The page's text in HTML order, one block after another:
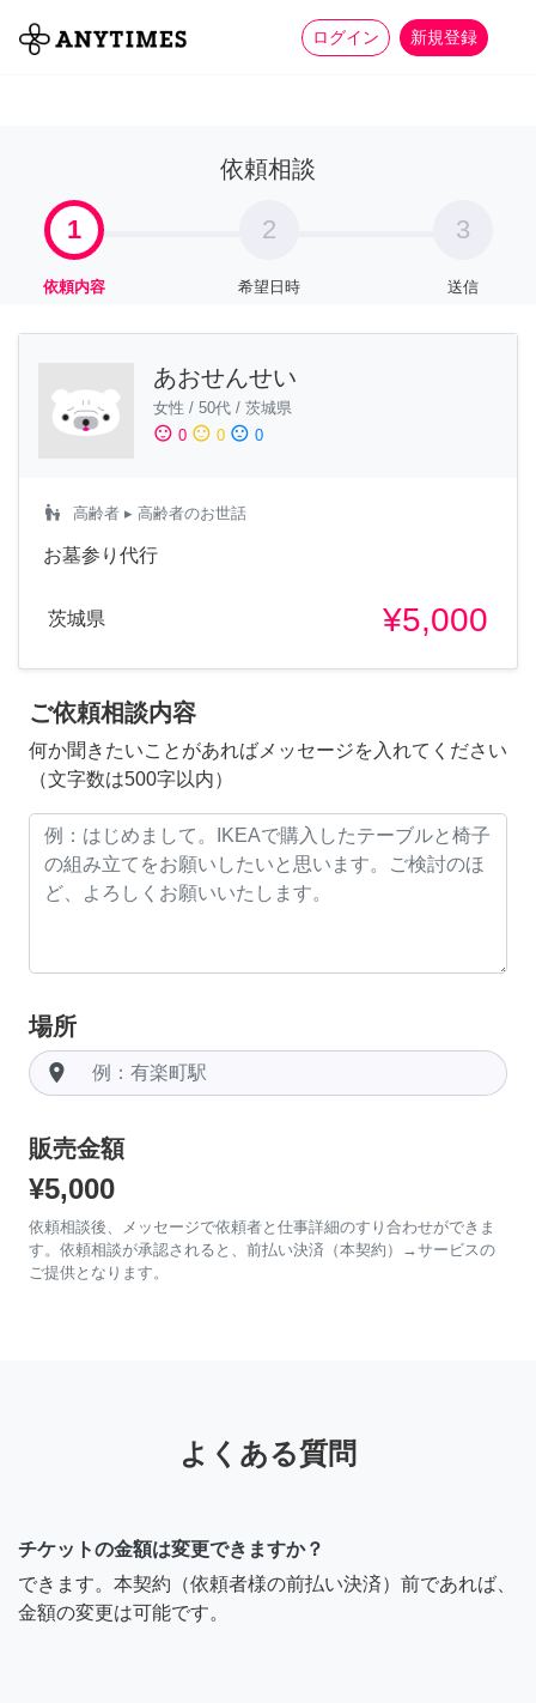
ログイン 新規登録
全て 家事 more_horiz
依頼相談
1
依頼内容
2
希望日時
3
送信
あおせんせい
女性 / 50代 / 茨城県
sentiment_satisfied 0 sentiment_neutral 0 sentiment_dissatisfied 0
escalator_warning 高齢者 ▸ 高齢者のお世話
お墓参り代行
茨城県 ¥5,000
ご依頼相談内容
何か聞きたいことがあればメッセージを入れてください
（文字数は500字以内）
場所
room
販売金額
¥5,000
依頼相談後、メッセージで依頼者と仕事詳細のすり合わせができま
す。依頼相談が承認されると、前払い決済（本契約）→サービスの
ご提供となります。
よくある質問
チケットの金額は変更できますか？
できます。本契約（依頼者様の前払い決済）前であれば、
金額の変更は可能です。